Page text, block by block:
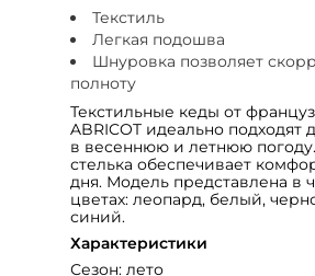
Текстиль
Легкая подошва
Шнуровка позволяет
полноту
Текстильные кеды от
ABRICOT идеально подходят
в весеннюю и летнюю
стелька обеспечивает
дня. Модель представлена в
цветах: леопард, белый,
синий.
Характеристики
Сезон: лето